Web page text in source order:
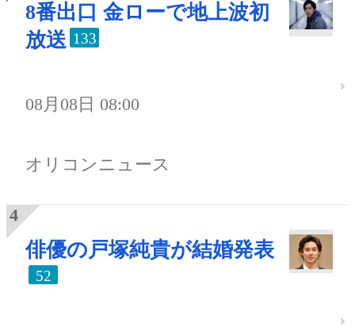
8番出口 金ローで地上波初
放送 133
08月08日 08:00
オリコンニュース
俳優の戸塚純貴が結婚発表
52